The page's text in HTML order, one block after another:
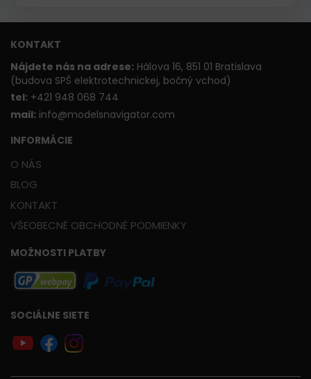
KONTAKT
Nájdete nás na adrese: Hálova 16, 851 01 Bratislava
(budova SPŠ elektrotechnickej, bočný vchod)
tel: +421 948 068 744
mail: info@modelsnavigator.com
INFORMÁCIE
O NÁS
BLOG
KONTAKT
VŠEOBECNÉ OBCHODNÉ PODMIENKY
MOŽNOSTI PLATBY
SOCIÁLNE SIETE